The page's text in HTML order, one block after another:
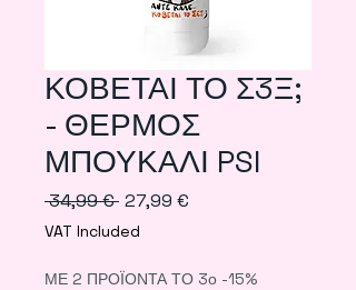
ΚΟΒΕΤΑΙ ΤΟ Σ3Ξ;
- ΘΕΡΜΟΣ
ΜΠΟΥΚΑΛΙ PSI
34,99 € Regular
Price
27,99 €
VAT Included
ΜΕ 2 ΠΡΟΪΟΝΤΑ ΤΟ 3ο -15%